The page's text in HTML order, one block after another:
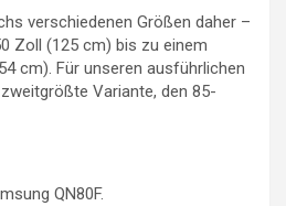
verschiedenen Größen daher –
Zoll (125 cm) bis zu einem
cm). Für unseren ausführlichen
Variante, den 85-
QN80F.